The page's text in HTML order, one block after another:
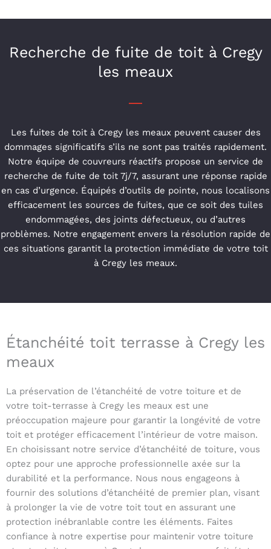
Recherche de fuite de toit à Cregy
les meaux
Les fuites de toit à Cregy les meaux peuvent causer des
dommages significatifs s’ils ne sont pas traités rapidement.
Notre équipe de couvreurs réactifs propose un service de
recherche de fuite de toit 7j/7, assurant une réponse rapide
en cas d’urgence. Équipés d’outils de pointe, nous localisons
efficacement les sources de fuites, que ce soit des tuiles
endommagées, des joints défectueux, ou d’autres
problèmes. Notre engagement envers la résolution rapide de
ces situations garantit la protection immédiate de votre toit
à Cregy les meaux.
Étanchéité toit terrasse à Cregy les
meaux
La préservation de l’étanchéité de votre toiture et de
votre toit-terrasse à Cregy les meaux est une
préoccupation majeure pour garantir la longévité de votre
toit et protéger efficacement l’intérieur de votre maison.
En choisissant notre service d’étanchéité de toiture, vous
optez pour une approche professionnelle axée sur la
durabilité et la performance. Nous nous engageons à
fournir des solutions d’étanchéité de premier plan, visant
à prolonger la vie de votre toit tout en assurant une
protection inébranlable contre les éléments. Faites
confiance à notre expertise pour maintenir votre toiture